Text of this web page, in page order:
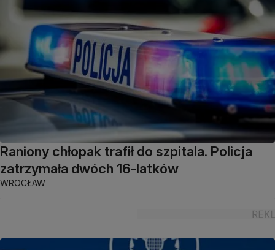
Raniony chłopak trafił do szpitala. Policja
zatrzymała dwóch 16-latków
WROCŁAW